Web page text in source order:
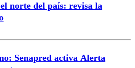
norte del país: revisa la
Senapred activa Alerta